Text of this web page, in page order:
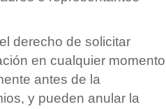
derecho de solicitar
en cualquier momento
antes de la
y pueden anular la